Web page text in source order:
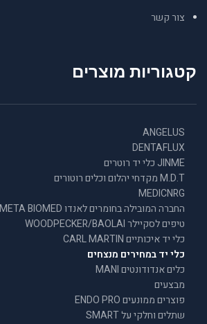
צור קשר
קטגוריות מוצרים
ANGELUS
DENTAFLUX
JINME כלי יד רוטרים
M.D.T מקדחי יהלום וכלים רוטורים
MEDICNRG
החברה המובילה בחומרים לאנדו META BIOMED
טיפים לסקיילר WOODPECKER/BAOLAI
כלי יד איכותיים CARL MARTIN
כלי יד במחירים מנצחים
כלים אנדודונטים MANI
מבצעים
פוצרים ממונעים ENDO PRO
שתלים וחלקי על SMART